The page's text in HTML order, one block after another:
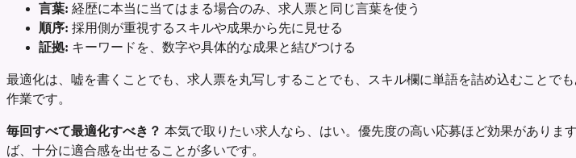
言葉: 経歴に本当に当てはまる場合のみ、求人票と同じ言葉を使う
順序: 採用側が重視するスキルや成果から先に見せる
証拠: キーワードを、数字や具体的な成果と結びつける
最適化は、嘘を書くことでも、求人票を丸写しすることでも、スキル欄に単語を詰め込むことで
作業です。
毎回すべて最適化すべき？ 本気で取りたい求人なら、はい。優先度の高い応募ほど効果がありま
ば、十分に適合感を出せることが多いです。